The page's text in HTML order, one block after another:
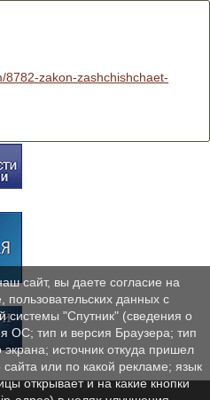
8782-zakon-zashchishchaet-
сайт, вы даете согласие на
данных с
системы "Спутник" (сведения о
ОС; тип и версия Браузера; тип
источник откуда пришел
сайта или по какой рекламе; язык
открывает и на какие кнопки